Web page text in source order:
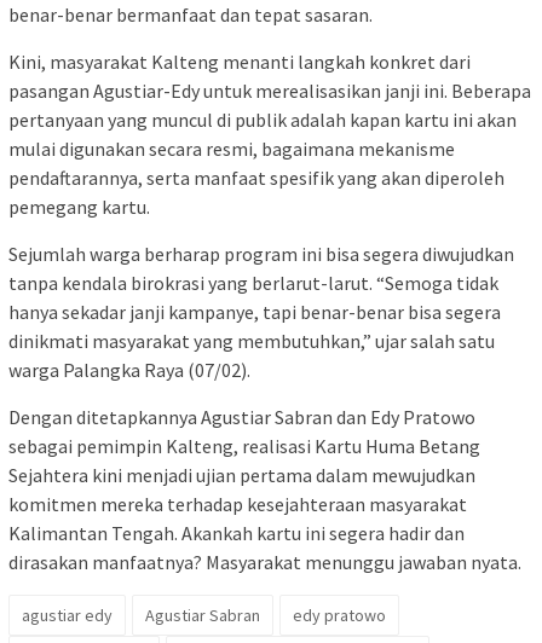
benar-benar bermanfaat dan tepat sasaran.
Kini, masyarakat Kalteng menanti langkah konkret dari
pasangan Agustiar-Edy untuk merealisasikan janji ini. Beberapa
pertanyaan yang muncul di publik adalah kapan kartu ini akan
mulai digunakan secara resmi, bagaimana mekanisme
pendaftarannya, serta manfaat spesifik yang akan diperoleh
pemegang kartu.
Sejumlah warga berharap program ini bisa segera diwujudkan
tanpa kendala birokrasi yang berlarut-larut. “Semoga tidak
hanya sekadar janji kampanye, tapi benar-benar bisa segera
dinikmati masyarakat yang membutuhkan,” ujar salah satu
warga Palangka Raya (07/02).
Dengan ditetapkannya Agustiar Sabran dan Edy Pratowo
sebagai pemimpin Kalteng, realisasi Kartu Huma Betang
Sejahtera kini menjadi ujian pertama dalam mewujudkan
komitmen mereka terhadap kesejahteraan masyarakat
Kalimantan Tengah. Akankah kartu ini segera hadir dan
dirasakan manfaatnya? Masyarakat menunggu jawaban nyata.
agustiar edy Agustiar Sabran
edy pratowo